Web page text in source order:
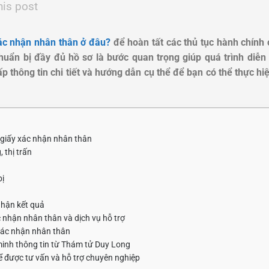
post
nhận nhân thân ở đâu? để hoàn tất các thủ tục hành
bị đầy đủ hồ sơ là bước quan trọng giúp quá trình
thông tin chi tiết và hướng dẫn cụ thể để bạn có thể thực
xác nhận nhân thân
thị trấn
kết quả
nhân thân và dịch vụ hỗ trợ
nhận nhân thân
thông tin từ Thám tử Duy Long
được tư vấn và hỗ trợ chuyên nghiệp